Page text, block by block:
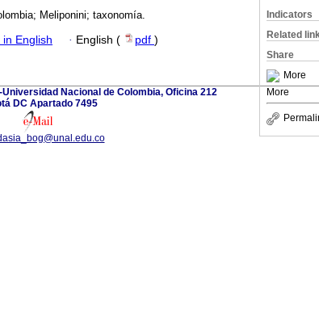
Indicators
Related
Share
More
More
Meliponini; taxonomía.
in English · English ( pdf )
Nacional de Colombia, Oficina 212
DC Apartado 7495